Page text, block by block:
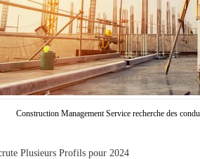
Construction Management Service recherche des
Plusieurs Profils pour 2024